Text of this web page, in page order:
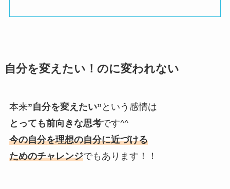
自分を変えたい！のに変われない
本来”自分を変えたい” という感情は
とっても前向きな思考です^^
今の自分を理想の自分に近づける
ためのチャレンジでもあります！！